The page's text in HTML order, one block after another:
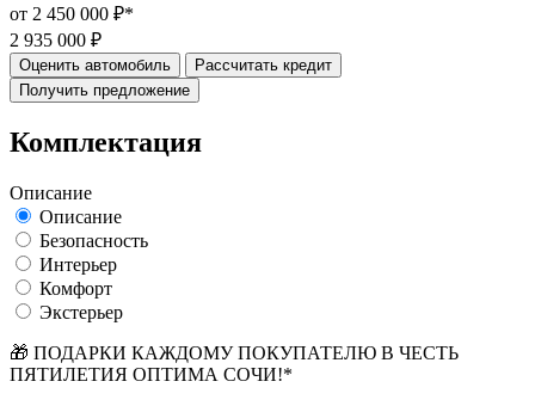
от 2 450 000 ₽*
2 935 000 ₽
Оценить автомобиль
Рассчитать кредит
Получить предложение
Комплектация
Описание
Описание
Безопасность
Интерьер
Комфорт
Экстерьер
🎁 ПОДАРКИ КАЖДОМУ ПОКУПАТЕЛЮ В ЧЕСТЬ
ПЯТИЛЕТИЯ ОПТИМА СОЧИ!*